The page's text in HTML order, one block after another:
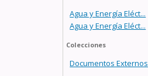
Agua y Energía Eléct...
Agua y Energía Eléct...
Colecciones
Documentos Externos